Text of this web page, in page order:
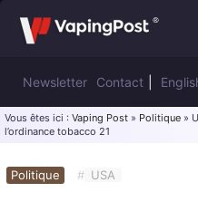
Newsletter Contact
Vous êtes ici : Vaping Post » Politique »
l’ordinance tobacco 21
Politique # USA